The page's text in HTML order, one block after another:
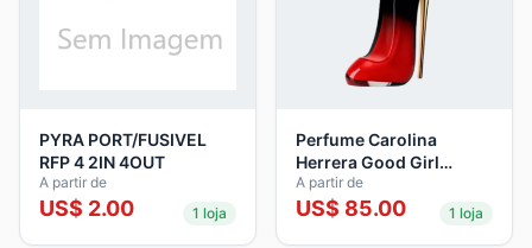
PYRA PORT/FUSIVEL
RFP 4 2IN 4OUT
A partir de
US$ 2.00 1 loja
Perfume Carolina
Herrera Good Girl
Feminino EDP 80ml Very
Elixir
A partir de
US$ 85.00 1 loja